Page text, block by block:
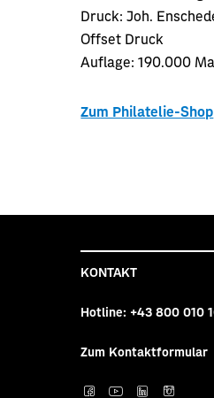
Druck: Joh.
Offset Druck
Auflage: 190.000
Zum Philatelie-Shop
KONTAKT
Hotline: +43 800 010
Zum Kontaktformular
Post
Post